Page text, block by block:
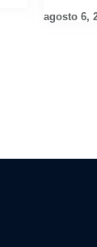
agosto 6,